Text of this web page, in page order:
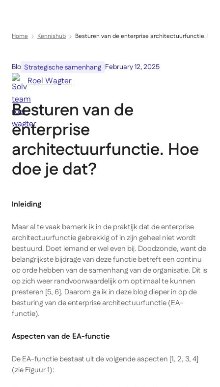
Home Kennishub Besturen van de enterprise architectuurfunctie. Hoe
BlogStrategische samenhang February 12, 2025
Roel Wagter
Besturen van de
enterprise
architectuurfunctie. Hoe
doe je dat?
Inleiding
Maar al te vaak bemerk ik in de praktijk dat de enterprise
architectuurfunctie gebrekkig of in zijn geheel niet wordt
bestuurd. Doet iemand er wel even bij. Doodzonde, want de
belangrijkste bijdrage van deze functie betreft een continu
op orde hebben van de samenhang van de organisatie. Dit is
op zich weer randvoorwaardelijk om optimaal te kunnen
presteren [5, 6]. Daarom ga ik in deze blog dieper in op de
besturing van de enterprise architectuurfunctie (EA-
functie).
Aspecten van de EA-functie
De EA-functie bestaat uit de volgende aspecten [1, 2, 3, 4]
(zie Figuur 1):